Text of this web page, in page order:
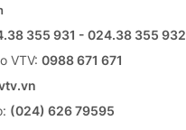
355 931 - 024.38 355 932
VTV: 0988 671 671
(024) 626 79595